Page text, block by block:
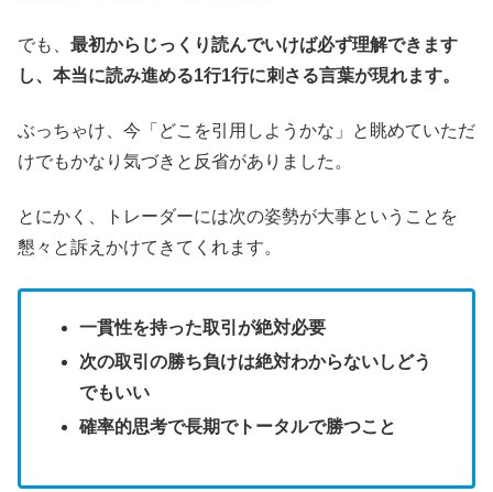
でも、 最初からじっくり読んでいけば必ず理解できます
し、本当に読み進める1行1行に刺さる言葉が現れます。
ぶっちゃけ、今「どこを引用しようかな」と眺めていただ
けでもかなり気づきと反省がありました。
とにかく、トレーダーには次の姿勢が大事ということを
懇々と訴えかけてきてくれます。
一貫性を持った取引が絶対必要
次の取引の勝ち負けは絶対わからないしどう
でもいい
確率的思考で長期でトータルで勝つこと